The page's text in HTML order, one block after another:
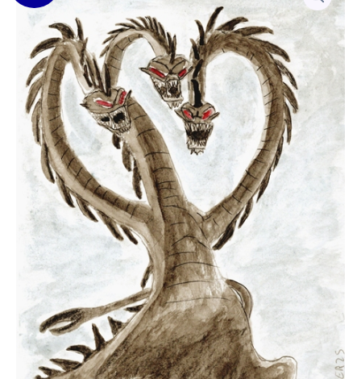
initial
était :
15.00€.
prix
actuel
est :
10.00€.
Hydre